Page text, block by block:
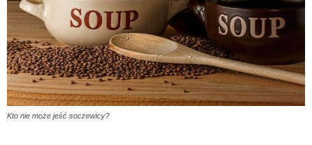
Kto nie może jeść soczewicy?